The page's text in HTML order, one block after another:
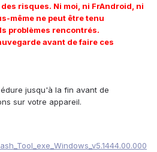
risques. Ni moi, ni FrAndroid, ni
même ne peut être tenu
problèmes rencontrés.
avant de faire ces
jusqu'à la fin avant de
sur votre appareil.